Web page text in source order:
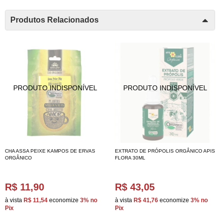
Produtos Relacionados
CHA ASSA PEIXE KAMPOS DE ERVAS
ORGÂNICO
R$ 11,90
à vista R$ 11,54 economize 3% no
Pix
EXTRATO DE PRÓPOLIS ORGÂNICO APIS
FLORA 30ML
R$ 43,05
à vista R$ 41,76 economize 3% no
Pix